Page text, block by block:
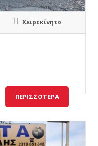
Χειροκίνητο
ΠΕΡΙΣΣΌΤΕΡΑ